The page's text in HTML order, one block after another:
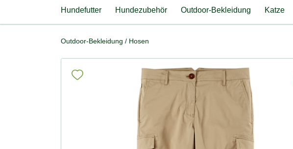
Hundefutter Hundezubehör Outdoor-Bekleidung Katze
Outdoor-Bekleidung / Hosen